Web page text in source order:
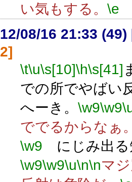
い気もする。 \e
12/08/16 21:33 (49)
2]
\t\u\s[10]\h\s[41]
での所でやばい
へーき。 \w9\w9
ででるからなぁ
\w9 にじみ出る
\w9\w9\u\n\nマ